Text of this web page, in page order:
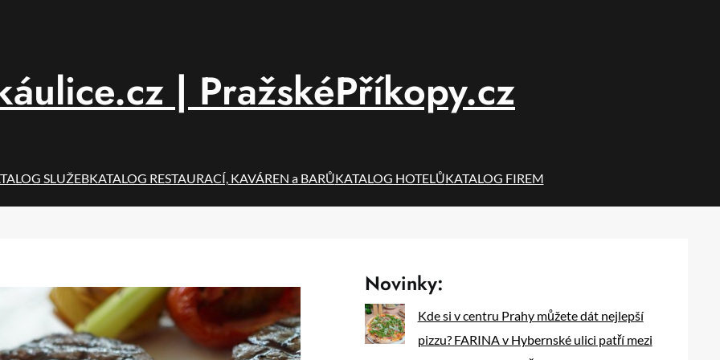
| PražskéPříkopy.cz
SLUŽEBKATALOG RESTAURACÍ, KAVÁREN a BARŮKATALOG HOTELŮKATALOG FIREM
Novinky:
Kde si v centru Prahy můžete dát nejlepší
pizzu? FARINA v Hybernské ulici patří mezi